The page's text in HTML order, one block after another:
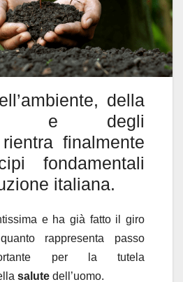
della
e degli
finalmente
fondamentali
italiana.
e ha già fatto il giro
rappresenta passo
per la tutela
salute dell’uomo.